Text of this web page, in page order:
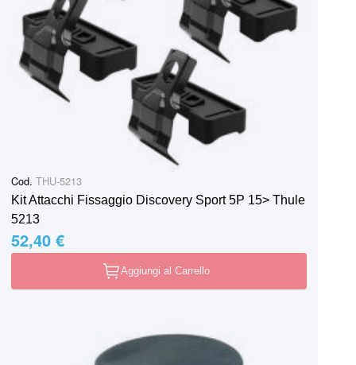
Cod. THU-5213
Kit Attacchi Fissaggio Discovery Sport 5P 15> Thule
5213
52,40 €
Aggiungi al Carrello